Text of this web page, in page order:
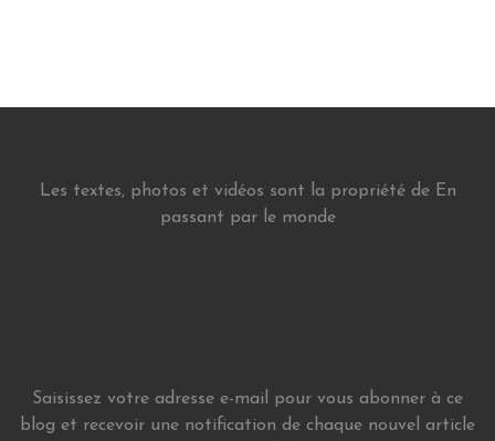
Les textes, photos et vidéos sont la propriété de En
passant par le monde
Saisissez votre adresse e-mail pour vous abonner à ce
blog et recevoir une notification de chaque nouvel article